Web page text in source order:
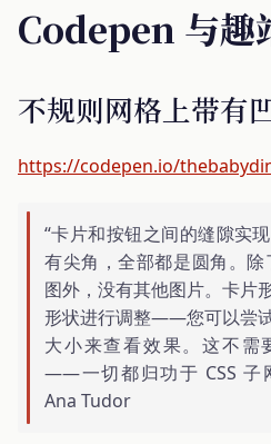
Codepen 与趣
不规则网格上带有
https://codepen.io/
“卡片和按钮之间的缝隙实
有尖角，全部都是圆角。
图外，没有其他图片。卡片
形状进行调整——您可以尝
大小来查看效果。这不需
——一切都归功于 CSS 子
Ana Tudor